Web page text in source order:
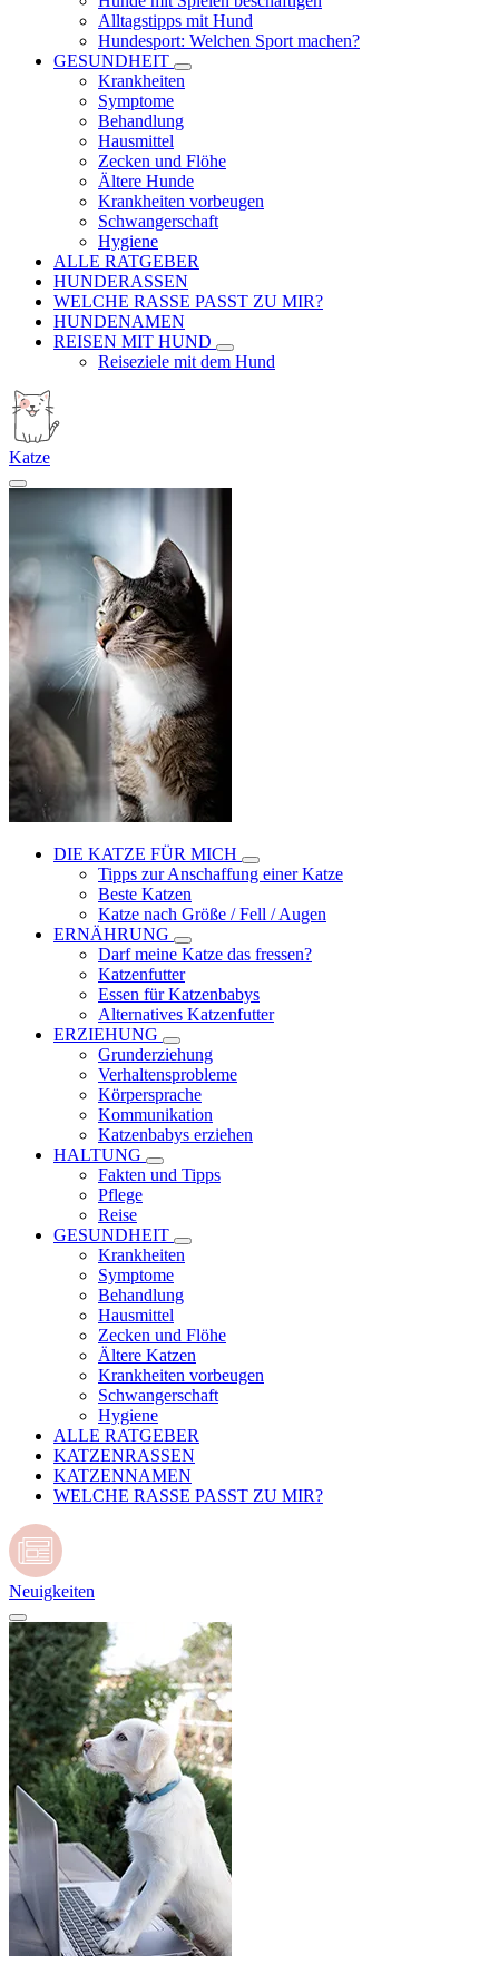
Alltagstipps mit Hund
Hundesport: Welchen Sport machen?
GESUNDHEIT
Krankheiten
Symptome
Behandlung
Hausmittel
Zecken und Flöhe
Ältere Hunde
Krankheiten vorbeugen
Schwangerschaft
Hygiene
ALLE RATGEBER
HUNDERASSEN
WELCHE RASSE PASST ZU MIR?
HUNDENAMEN
REISEN MIT HUND
Reiseziele mit dem Hund
Katze
DIE KATZE FÜR MICH
Tipps zur Anschaffung einer Katze
Beste Katzen
Katze nach Größe / Fell / Augen
ERNÄHRUNG
Darf meine Katze das fressen?
Katzenfutter
Essen für Katzenbabys
Alternatives Katzenfutter
ERZIEHUNG
Grunderziehung
Verhaltensprobleme
Körpersprache
Kommunikation
Katzenbabys erziehen
HALTUNG
Fakten und Tipps
Pflege
Reise
GESUNDHEIT
Krankheiten
Symptome
Behandlung
Hausmittel
Zecken und Flöhe
Ältere Katzen
Krankheiten vorbeugen
Schwangerschaft
Hygiene
ALLE RATGEBER
KATZENRASSEN
KATZENNAMEN
WELCHE RASSE PASST ZU MIR?
Neuigkeiten